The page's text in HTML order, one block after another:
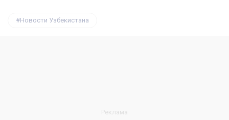
Новости Узбекистана